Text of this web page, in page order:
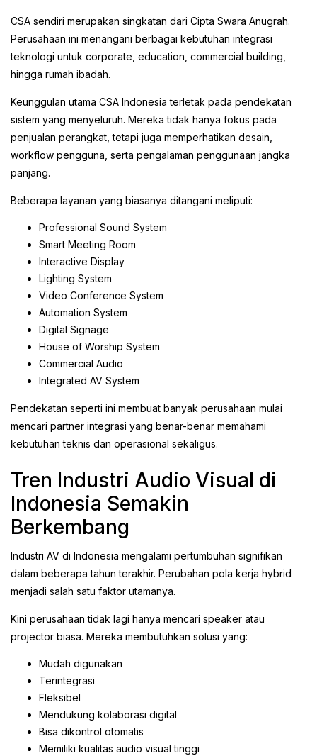
CSA sendiri merupakan singkatan dari Cipta Swara Anugrah.
Perusahaan ini menangani berbagai kebutuhan integrasi
teknologi untuk corporate, education, commercial building,
hingga rumah ibadah.
Keunggulan utama CSA Indonesia terletak pada pendekatan
sistem yang menyeluruh. Mereka tidak hanya fokus pada
penjualan perangkat, tetapi juga memperhatikan desain,
workflow pengguna, serta pengalaman penggunaan jangka
panjang.
Beberapa layanan yang biasanya ditangani meliputi:
Professional Sound System
Smart Meeting Room
Interactive Display
Lighting System
Video Conference System
Automation System
Digital Signage
House of Worship System
Commercial Audio
Integrated AV System
Pendekatan seperti ini membuat banyak perusahaan mulai
mencari partner integrasi yang benar-benar memahami
kebutuhan teknis dan operasional sekaligus.
Tren Industri Audio Visual di
Indonesia Semakin
Berkembang
Industri AV di Indonesia mengalami pertumbuhan signifikan
dalam beberapa tahun terakhir. Perubahan pola kerja hybrid
menjadi salah satu faktor utamanya.
Kini perusahaan tidak lagi hanya mencari speaker atau
projector biasa. Mereka membutuhkan solusi yang:
Mudah digunakan
Terintegrasi
Fleksibel
Mendukung kolaborasi digital
Bisa dikontrol otomatis
Memiliki kualitas audio visual tinggi